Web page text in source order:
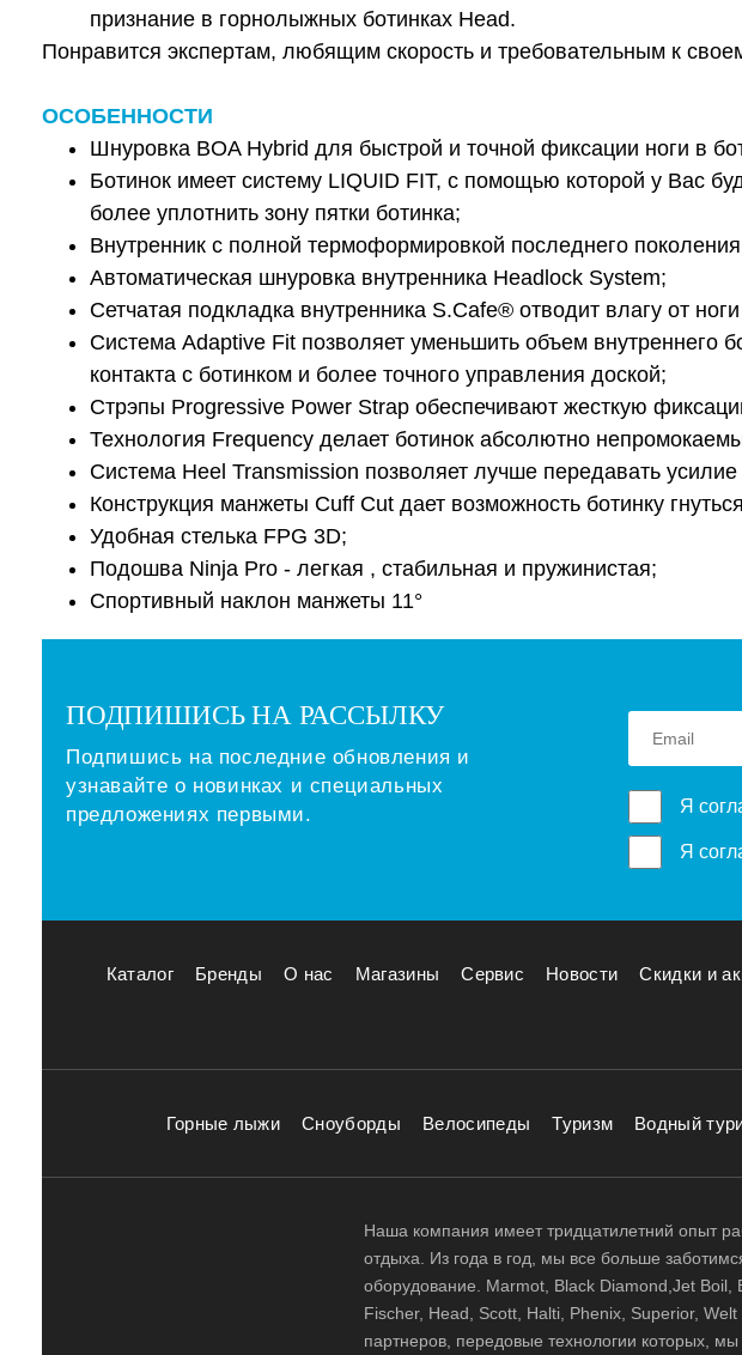
признание в горнолыжных ботинках Head.
Понравится экспертам, любящим скорость и требовательным к
ОСОБЕННОСТИ
Шнуровка BOA Hybrid для быстрой и точной фиксации ноги в
Ботинок имеет систему LIQUID FIT, с помощью которой у Вас
более уплотнить зону пятки ботинка;
Внутренник с полной термоформировкой последнего
Автоматическая шнуровка внутренника Headlock System;
Сетчатая подкладка внутренника S.Cafe® отводит влагу от
Система Adaptive Fit позволяет уменьшить объем внутреннего
контакта с ботинком и более точного управления доской;
Стрэпы Progressive Power Strap обеспечивают жесткую
Технология Frequency делает ботинок абсолютно
Система Heel Transmission позволяет лучше передавать
Конструкция манжеты Cuff Cut дает возможность ботинку
Удобная стелька FPG 3D;
Подошва Ninja Pro - легкая , стабильная и пружинистая;
Спортивный наклон манжеты 11°
ПОДПИШИСЬ НА РАССЫЛКУ
Подпишись на последние обновления и
узнавайте о новинках и специальных
предложениях первыми.
Я
Я
Каталог Бренды О нас Магазины Сервис Новости Скидки и
Горные лыжи Сноуборды Велосипеды Туризм Водный
Наша компания имеет тридцатилетний опыт
отдыха. Из года в год, мы все больше
оборудование. Marmot, Black Diamond,Jet Boil,
Fischer, Head, Scott, Halti, Phenix, Superior,
партнеров, передовые технологии которых,